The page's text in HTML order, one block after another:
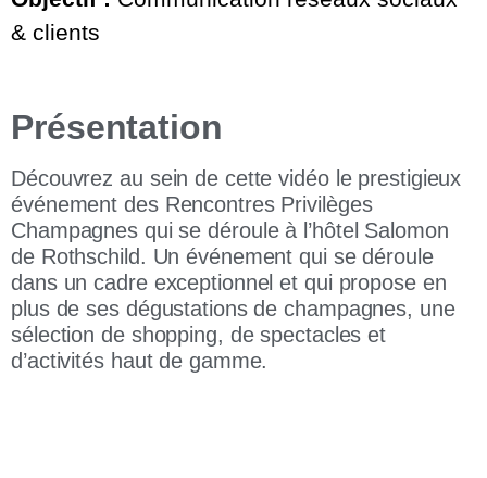
& clients
Présentation
Découvrez au sein de cette vidéo le prestigieux
événement des Rencontres Privilèges
Champagnes qui se déroule à l’hôtel Salomon
de Rothschild. Un événement qui se déroule
dans un cadre exceptionnel et qui propose en
plus de ses dégustations de champagnes, une
sélection de shopping, de spectacles et
d’activités haut de gamme.